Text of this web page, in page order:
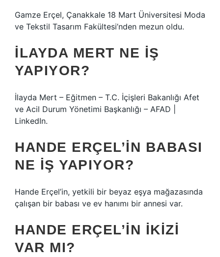
Gamze Erçel, Çanakkale 18 Mart Üniversitesi Moda
ve Tekstil Tasarım Fakültesi’nden mezun oldu.
İLAYDA MERT NE IŞ
YAPIYOR?
İlayda Mert – Eğitmen – T.C. İçişleri Bakanlığı Afet
ve Acil Durum Yönetimi Başkanlığı – ​​AFAD |
LinkedIn.
HANDE ERÇEL’IN BABASI
NE IŞ YAPIYOR?
Hande Erçel’in, yetkili bir beyaz eşya mağazasında
çalışan bir babası ve ev hanımı bir annesi var.
HANDE ERÇEL’IN IKIZI
VAR MI?